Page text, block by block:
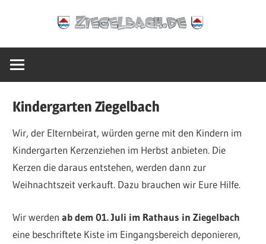
Ziegelbach.de
Kindergarten Ziegelbach
Wir, der Elternbeirat, würden gerne mit den Kindern im
Kindergarten Kerzenziehen im Herbst anbieten. Die
Kerzen die daraus entstehen, werden dann zur
Weihnachtszeit verkauft. Dazu brauchen wir Eure Hilfe.
Wir werdenab dem 01. Juli im Rathaus in Ziegelbach
eine beschriftete Kiste im Eingangsbereich deponieren,